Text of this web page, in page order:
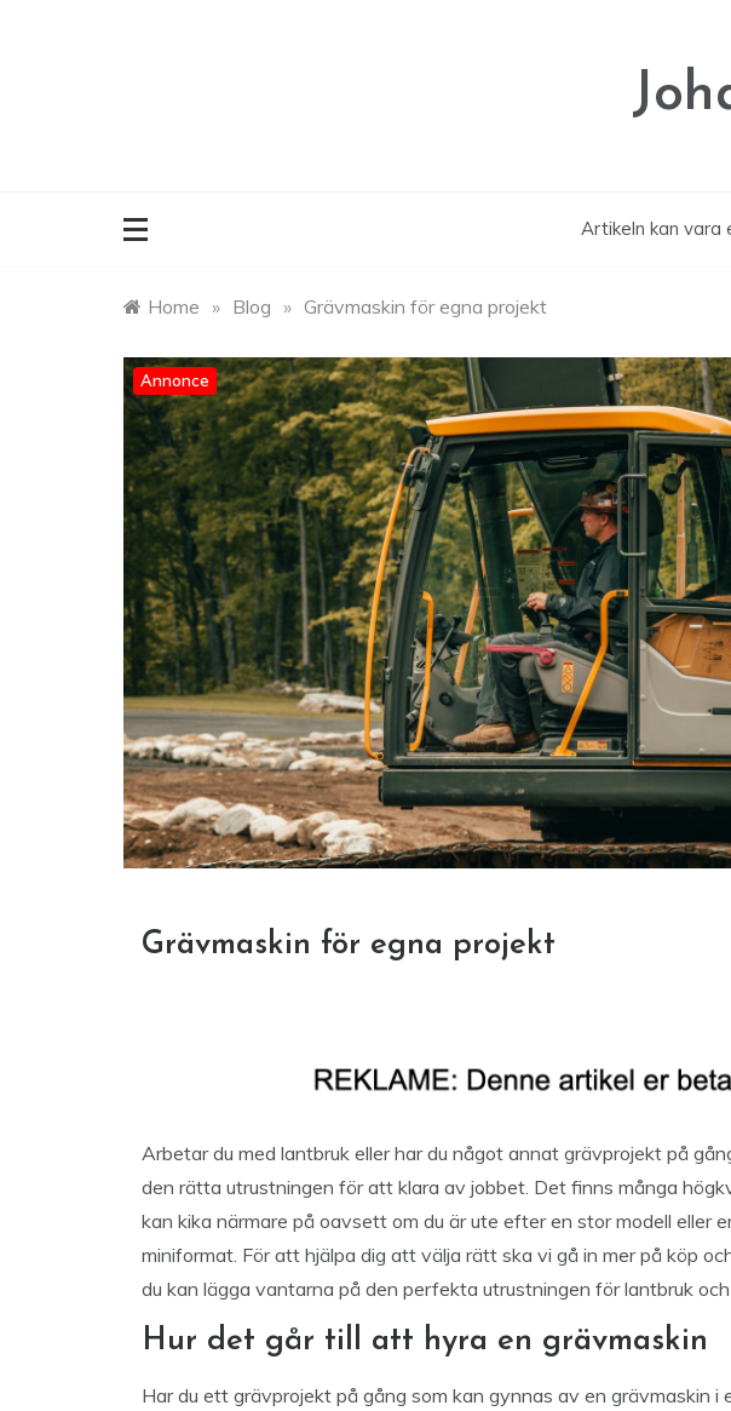
Artikeln kan vara
Home » Blog » Grävmaskin för egna projekt
Annonce
Grävmaskin för egna projekt
Arbetar du med lantbruk eller har du något annat grävprojekt på
den rätta utrustningen för att klara av jobbet. Det finns många
kan kika närmare på oavsett om du är ute efter en stor modell eller
miniformat. För att hjälpa dig att välja rätt ska vi gå in mer på köp
du kan lägga vantarna på den perfekta utrustningen för lantbruk
Hur det går till att hyra en grävmaskin
Har du ett grävprojekt på gång som kan gynnas av en grävmaskin i